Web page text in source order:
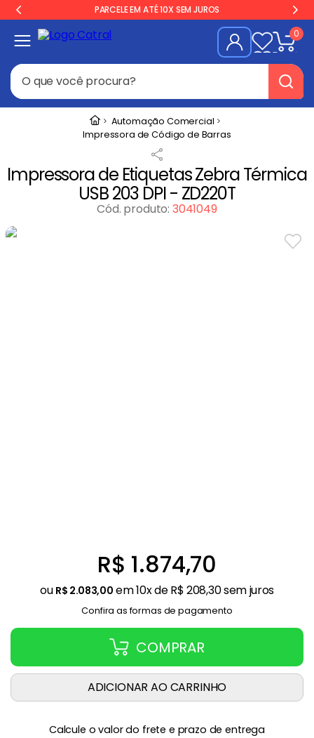
PARCELE EM ATÉ 10X SEM JUROS
0
O que você procura?
Automação Comercial
Impressora de Código de Barras
Impressora de Etiquetas Zebra Térmica
USB 203 DPI - ZD220T
Cód. produto: 3041049
R$ 1.874,70
ou R$ 2.083,00 em10x deR$ 208,30sem juros
Confira as formas de pagamento
COMPRAR
ADICIONAR AO CARRINHO
Calcule o valor do frete e prazo de entrega
Termos mais buscados
Freezer
Balança